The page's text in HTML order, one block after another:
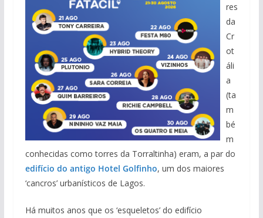
res
da
Cr
ot
áli
a
(ta
m
bé
m
conhecidas como torres da Torraltinha) eram, a par do
edifício do antigo Hotel Golfinho, um dos maiores
‘cancros’ urbanísticos de Lagos.
Há muitos anos que os ‘esqueletos’ do edifício